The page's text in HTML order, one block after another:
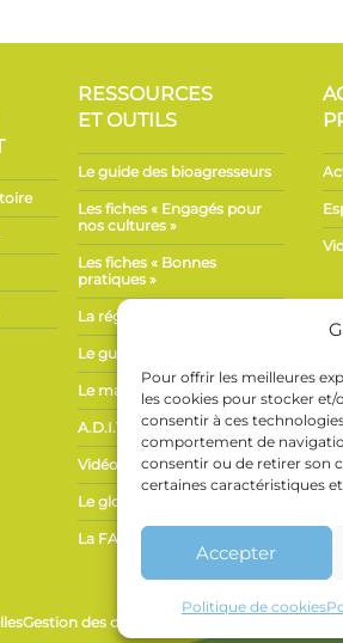
Pour offrir les meilleures
les cookies pour stocker et/
consentir à ces
comportement de
consentir ou de retirer son
certaines caractéristiques
Accepter
Politique de cookies
RESSOURCES
ET OUTILS
Le guide des bioagresseurs
Les fiches « Engagés pour
nos cultures »
Les fiches « Bonnes
pratiques »
La réglementation
Le guide d’étiquetage
Le marché
A.D.I.VALOR
Vidéos explicatives
Le glossaire
La FAQ
Gestion des cookies